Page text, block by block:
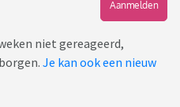
Aanmelden
niet gereageerd,
Je kan ook een nieuw